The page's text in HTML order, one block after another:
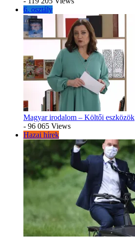
6. osztály
Magyar irodalom – Költői eszközök
- 96 065 Views
Hazai hírek